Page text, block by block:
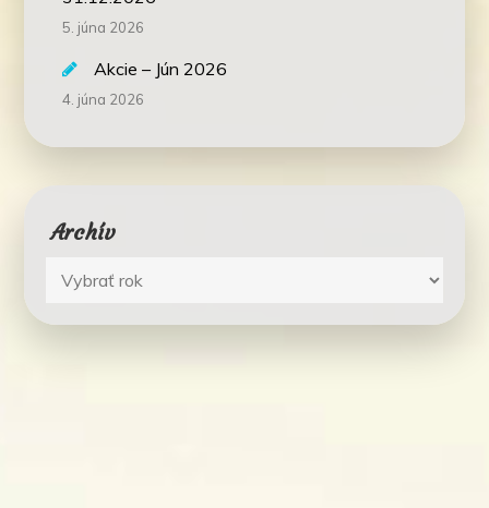
5. júna 2026
Akcie – Jún 2026
4. júna 2026
Archív
Archív